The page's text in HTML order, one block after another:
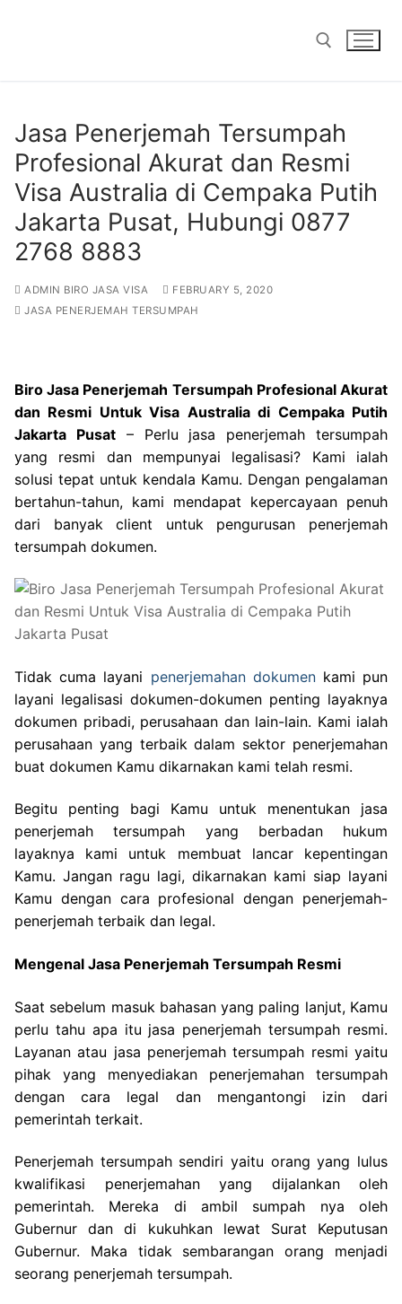
Jasa Penerjemah Tersumpah
Profesional Akurat dan Resmi
Visa Australia di Cempaka Putih
Jakarta Pusat, Hubungi 0877
2768 8883
ADMIN BIRO JASA VISA
FEBRUARY 5, 2020
JASA PENERJEMAH TERSUMPAH
Biro Jasa Penerjemah Tersumpah Profesional Akurat
dan Resmi Untuk Visa Australia di Cempaka Putih
Jakarta Pusat– Perlu jasa penerjemah tersumpah
yang resmi dan mempunyai legalisasi? Kami ialah
solusi tepat untuk kendala Kamu. Dengan pengalaman
bertahun-tahun, kami mendapat kepercayaan penuh
dari banyak client untuk pengurusan penerjemah
tersumpah dokumen.
Tidak cuma layani penerjemahan dokumenkami pun
layani legalisasi dokumen-dokumen penting layaknya
dokumen pribadi, perusahaan dan lain-lain. Kami ialah
perusahaan yang terbaik dalam sektor penerjemahan
buat dokumen Kamu dikarnakan kami telah resmi.
Begitu penting bagi Kamu untuk menentukan jasa
penerjemah tersumpah yang berbadan hukum
layaknya kami untuk membuat lancar kepentingan
Kamu. Jangan ragu lagi, dikarnakan kami siap layani
Kamu dengan cara profesional dengan penerjemah-
penerjemah terbaik dan legal.
Mengenal Jasa Penerjemah Tersumpah Resmi
Saat sebelum masuk bahasan yang paling lanjut, Kamu
perlu tahu apa itu jasa penerjemah tersumpah resmi.
Layanan atau jasa penerjemah tersumpah resmi yaitu
pihak yang menyediakan penerjemahan tersumpah
dengan cara legal dan mengantongi izin dari
pemerintah terkait.
Penerjemah tersumpah sendiri yaitu orang yang lulus
kwalifikasi penerjemahan yang dijalankan oleh
pemerintah. Mereka di ambil sumpah nya oleh
Gubernur dan di kukuhkan lewat Surat Keputusan
Gubernur. Maka tidak sembarangan orang menjadi
seorang penerjemah tersumpah.